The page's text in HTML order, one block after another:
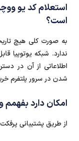
استعلام کد یو
است؟
به صورت کلی هیچ
ندارد. شبکه یوتوپیا
اطلاعاتی از آن در
شدن در سرور پلتفرم
امکان دارد
از طریق پشتیبانی